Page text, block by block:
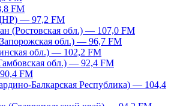
FM
— 97,2 FM
(Ростовская обл.) — 107,0 FM
обл.) — 96,7 FM
обл.) — 102,2 FM
обл.) — 92,4 FM
FM
Балкарская Республика) — 104,4